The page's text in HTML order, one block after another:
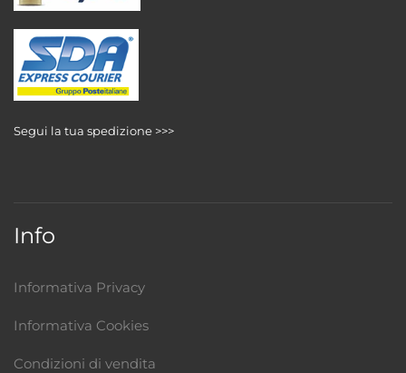
Segui la tua spedizione >>>
Info
Informativa Privacy
Informativa Cookies
Condizioni di vendita